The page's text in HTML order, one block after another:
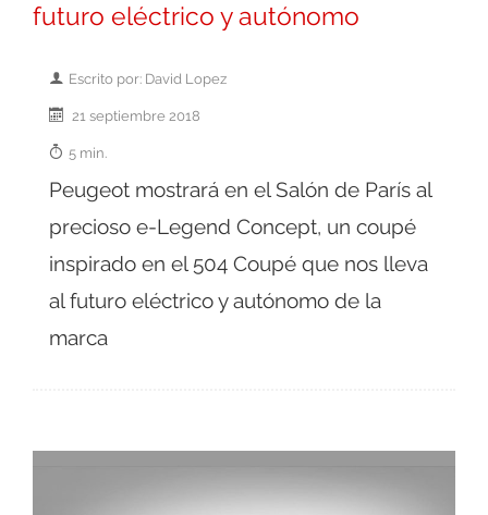
futuro eléctrico y autónomo
Escrito por: David Lopez
21 septiembre 2018
5 min.
Peugeot mostrará en el Salón de París al
precioso e-Legend Concept, un coupé
inspirado en el 504 Coupé que nos lleva
al futuro eléctrico y autónomo de la
marca